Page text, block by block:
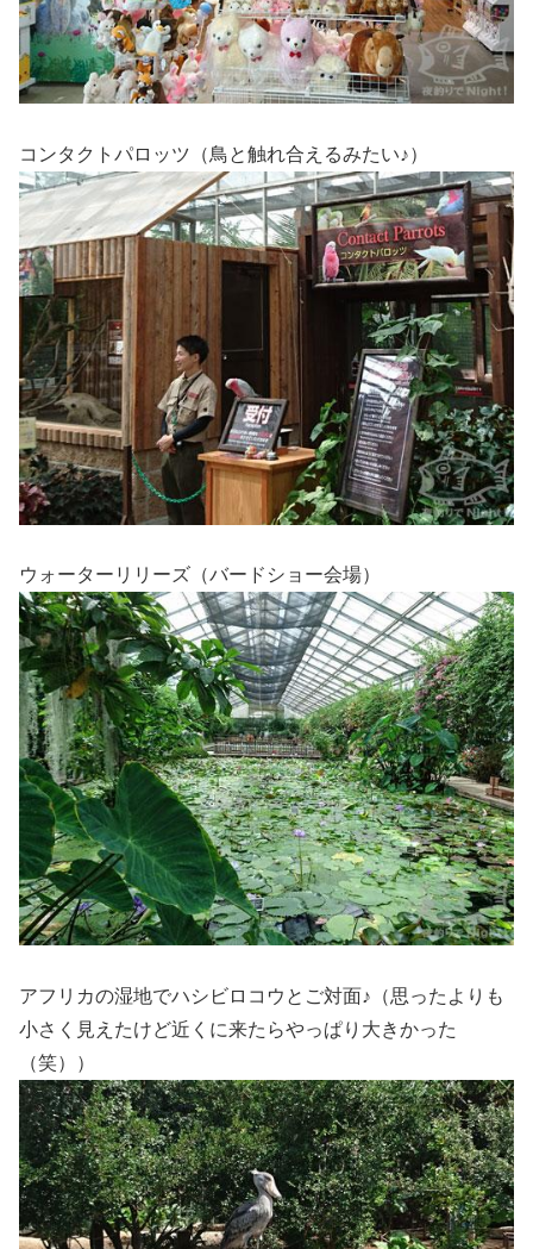
コンタクトパロッツ（鳥と触れ合えるみたい♪）
ウォーターリリーズ（バードショー会場）
アフリカの湿地でハシビロコウとご対面♪（思ったよりも
小さく見えたけど近くに来たらやっぱり大きかった
（笑））